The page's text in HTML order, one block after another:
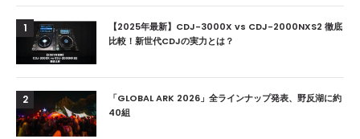
1
【2025年最新】CDJ-3000X vs CDJ-2000NXS2 徹底
比較！新世代CDJの実力とは？
2
「GLOBAL ARK 2026」全ラインナップ発表、野反湖に約
40組